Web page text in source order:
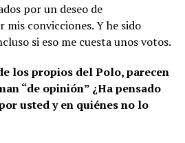
por un deseo de
convicciones. Y he sido
si eso me cuesta unos votos.
los propios del Polo, parecen
“de opinión” ¿Ha pensado
usted y en quiénes no lo